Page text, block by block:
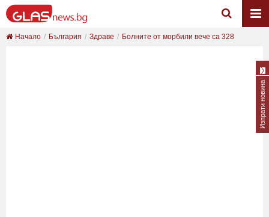
Начало България Здраве Болните от морбили вече са 328
Изпрати новина